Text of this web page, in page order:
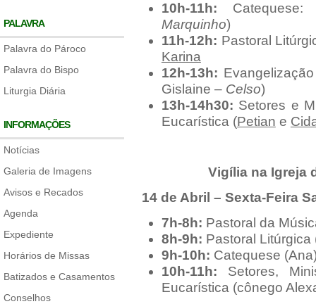
PALAVRA
Palavra do Pároco
Palavra do Bispo
Liturgia Diária
INFORMAÇÕES
Notícias
Galeria de Imagens
Avisos e Recados
Agenda
Expediente
Horários de Missas
Batizados e Casamentos
Conselhos
10h-11h:
Marquinho)
11h-12h: Pastoral
Karina
12h-13h:
Gislaine – Celso)
13h-14h30: Setores e
Eucarística (Petian e
Vigília na Igreja
14 de Abril – Sexta-Feira
7h-8h: Pastoral da
8h-9h: Pastoral Litúrgica
9h-10h: Catequese
10h-11h: Setores,
Eucarística (cônego